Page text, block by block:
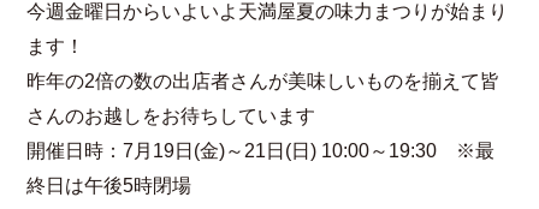
今週金曜日からいよいよ天満屋夏の味力まつりが始まり
ます！
昨年の2倍の数の出店者さんが美味しいものを揃えて皆
さんのお越しをお待ちしています
開催日時：7月19日(金)～21日(日) 10:00～19:30 ※最
終日は午後5時閉場